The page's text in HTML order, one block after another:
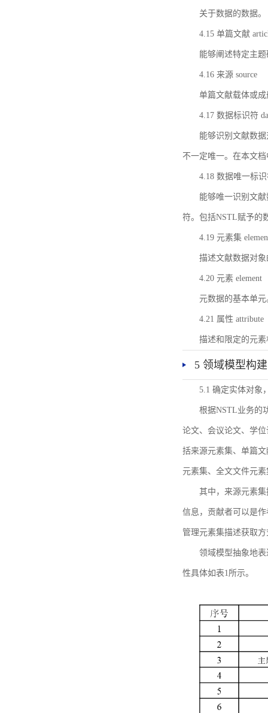
关于数据的数据。
4.15 单篇文献
能够阐述特定主
4.16 来源 source
单篇文献载体或
4.17 数据标识符
能够识别文献数
不一定唯一。在本文
4.18 数据唯一标
能够唯一识别文
符。包括NSTL赋予的
4.19 元素集
描述文献数据对
4.20 元素 element
元数据的基本单元
4.21 属性 attribute
描述和限定的元
5 领域模型构建
5.1 确定实体对象
根据NSTL业务的
论文、会议论文、学
括来源元素集、单篇
元素集、全文文件元
其中，来源元素
信息，贡献者可以是
管理元素集描述获取
领域模型抽象地
性具体如表1所示。